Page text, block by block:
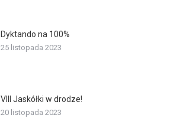
Dyktando na 100%
25 listopada 2023
VIII Jaskółki w drodze!
20 listopada 2023